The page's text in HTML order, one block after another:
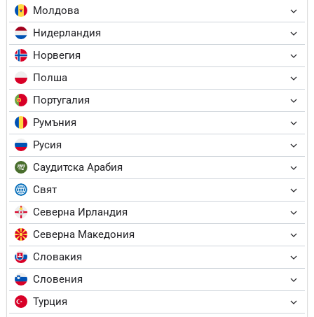
Молдова
Нидерландия
Норвегия
Полша
Португалия
Румъния
Русия
Саудитска Арабия
Свят
Северна Ирландия
Северна Македония
Словакия
Словения
Турция